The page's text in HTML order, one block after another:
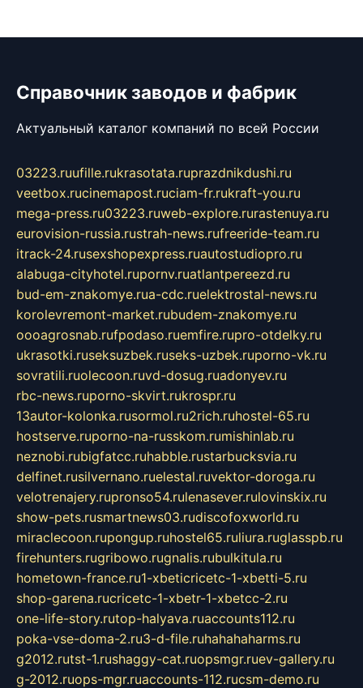
Справочник заводов и фабрик
Актуальный каталог компаний по всей России
03223.ruufille.rukrasotata.ruprazdnikdushi.ru
veetbox.rucinemapost.ruciam-fr.rukraft-you.ru
mega-press.ru03223.ruweb-explore.rurastenuya.ru
eurovision-russia.rustrah-news.rufreeride-team.ru
itrack-24.rusexshopexpress.ruautostudiopro.ru
alabuga-cityhotel.rupornv.ruatlantpereezd.ru
bud-em-znakomye.rua-cdc.ruelektrostal-news.ru
korolevremont-market.rubudem-znakomye.ru
oooagrosnab.rufpodaso.ruemfire.rupro-otdelky.ru
ukrasotki.ruseksuzbek.ruseks-uzbek.ruporno-vk.ru
sovratili.ruolecoon.ruvd-dosug.ruadonyev.ru
rbc-news.ruporno-skvirt.rukrospr.ru
13autor-kolonka.rusormol.ru2rich.ruhostel-65.ru
hostserve.ruporno-na-russkom.rumishinlab.ru
neznobi.rubigfatcc.ruhabble.rustarbucksvia.ru
delfinet.rusilvernano.ruelestal.ruvektor-doroga.ru
velotrenajery.rupronso54.rulenasever.rulovinskix.ru
show-pets.rusmartnews03.rudiscofoxworld.ru
miraclecoon.rupongup.ruhostel65.ruliura.ruglasspb.ru
firehunters.rugribowo.rugnalis.rubulkitula.ru
hometown-france.ru1-xbeticricetc-1-xbetti-5.ru
shop-garena.rucricetc-1-xbetr-1-xbetcc-2.ru
one-life-story.rutop-halyava.ruaccounts112.ru
poka-vse-doma-2.ru3-d-file.ruhahahaharms.ru
g2012.rutst-1.rushaggy-cat.ruopsmgr.ruev-gallery.ru
g-2012.ruops-mgr.ruaccounts-112.rucsm-demo.ru